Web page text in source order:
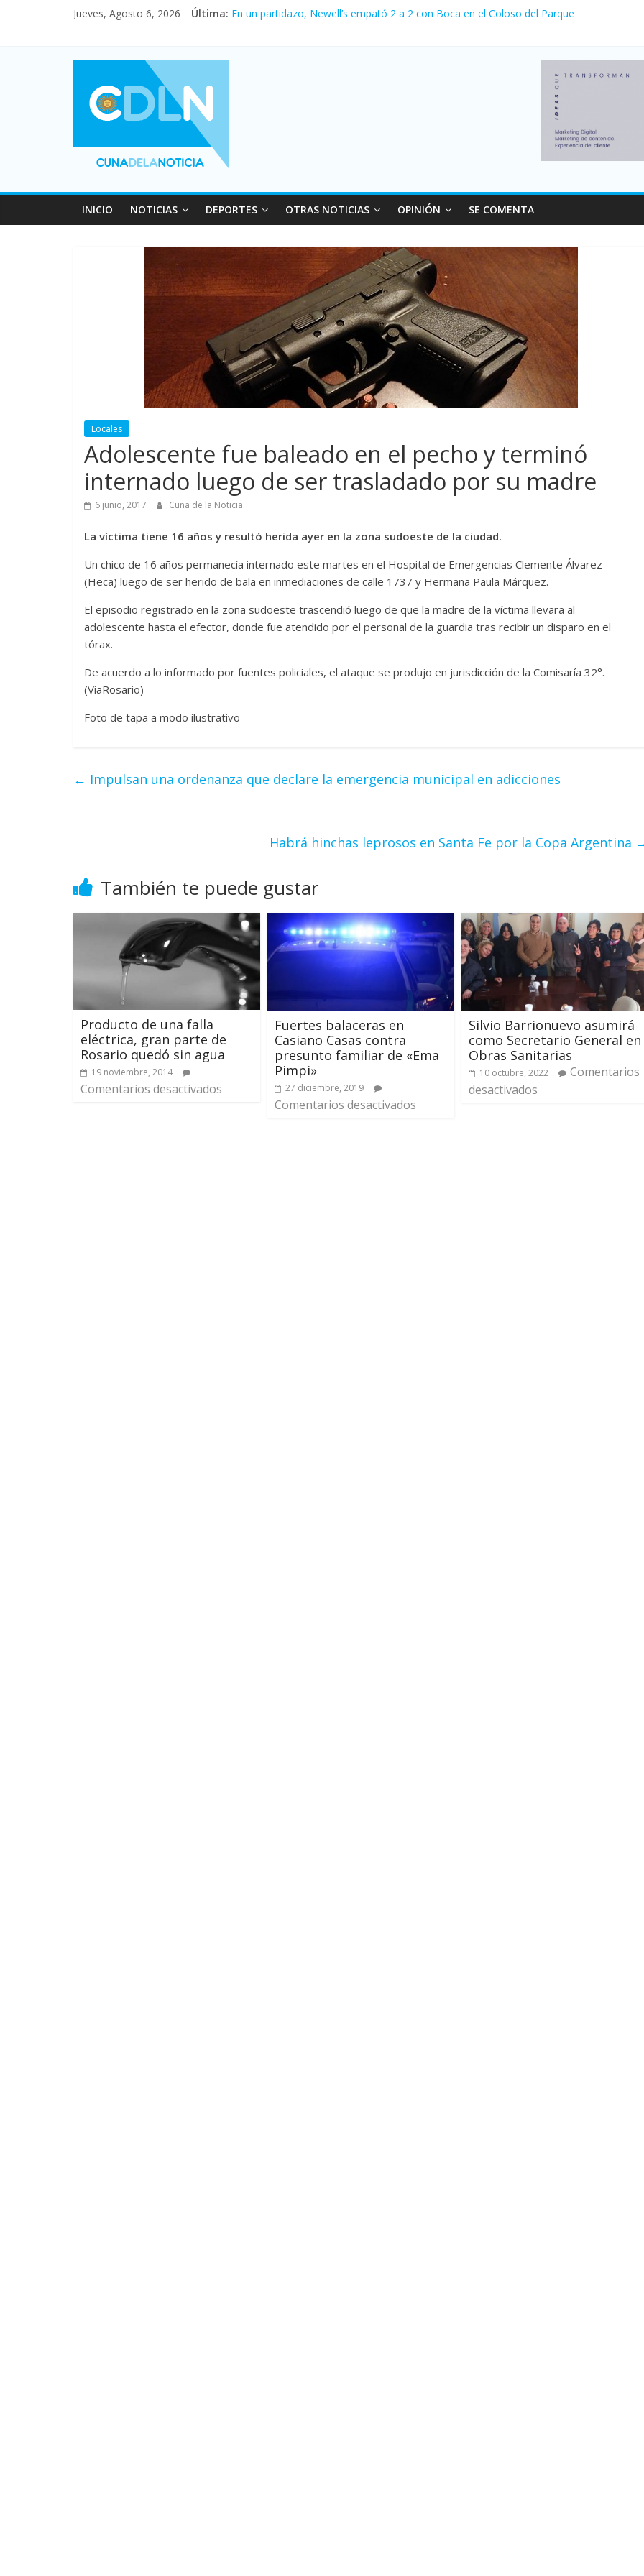
Jueves, Agosto 6, 2026 Última: Pullaro mejora sus relaciones con el Gobierno nacional
Fuerte caída de la venta de autos usados en julio: bajó un 12,6% interanual
INICIO NOTICIAS DEPORTES OTRAS NOTICIAS OPINIÓN SE COMENTA
Locales
Adolescente fue baleado en el pecho y terminó
internado luego de ser trasladado por su madre
6 junio, 2017 Cuna de la Noticia
La víctima tiene 16 años y resultó herida ayer en la zona sudoeste de la ciudad.
Un chico de 16 años permanecía internado este martes en el Hospital de Emergencias Clemente Álvarez
(Heca) luego de ser herido de bala en inmediaciones de calle 1737 y Hermana Paula Márquez.
El episodio registrado en la zona sudoeste trascendió luego de que la madre de la víctima llevara al
adolescente hasta el efector, donde fue atendido por el personal de la guardia tras recibir un disparo en el
tórax.
De acuerdo a lo informado por fuentes policiales, el ataque se produjo en jurisdicción de la Comisaría 32°.
(ViaRosario)
Foto de tapa a modo ilustrativo
← Impulsan una ordenanza que declare la emergencia municipal en adicciones
Habrá hinchas leprosos en Santa Fe por la Copa Argentina
También te puede gustar
Producto de una falla
eléctrica, gran parte de
Rosario quedó sin agua
19 noviembre, 2014
Comentarios desactivados
Fuertes balaceras en
Casiano Casas contra
presunto familiar de «Ema
Pimpi»
27 diciembre, 2019
Comentarios desactivados
Silvio Barrionuevo asumirá
como Secretario General en
Obras Sanitarias
10 octubre, 2022
Comentarios
desactivados